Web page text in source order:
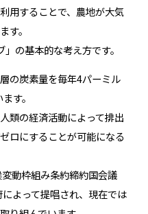
用することで、農地が大気
す。
の基本的な考え方です。
の炭素量を毎年4パーミル
す。
類の経済活動によって排出
ロにすることが可能になる
動枠組み条約締約国会議
によって提唱され、現在では